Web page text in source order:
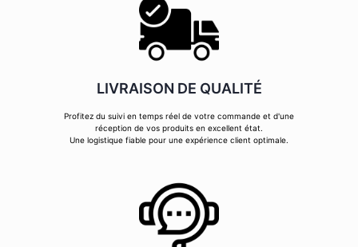
LIVRAISON DE QUALITÉ
Profitez du suivi en temps réel de votre commande et d'une
réception de vos produits en excellent état.
Une logistique fiable pour une expérience client optimale.